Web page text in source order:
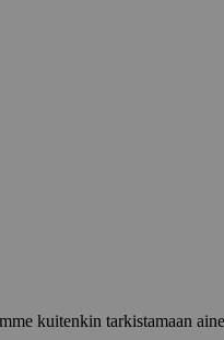
kuitenkin tarkistamaan